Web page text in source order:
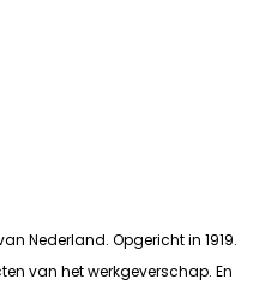
Nederland. Opgericht in 1919.
van het werkgeverschap. En